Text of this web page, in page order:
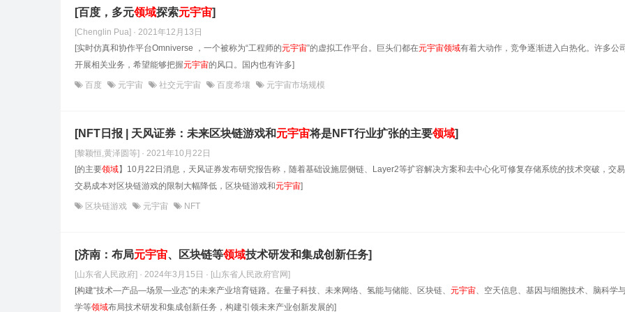
[百度，多元领域探索元宇宙]
[Chenglin Pua] · 2021年12月13日
[实时仿真和协作平台Omniverse ，一个被称为“工程师的元宇宙”的虚拟工作平台。巨头们都在元宇宙领域有着大动作，竞争逐渐进入白热化。许多公
开展相关业务，希望能够把握元宇宙的风口。国内也有许多]
百度 元宇宙 社交元宇宙 百度希壤 元宇宙市场规模
[NFT日报 | 天风证券：未来区块链游戏和元宇宙将是NFT行业扩张的主要领域]
[黎颖恒,黄泽圆等] · 2021年10月22日
[的主要领域】10月22日消息，天风证券发布研究报告称，随着基础设施层侧链、Layer2等扩容解决方案和去中心化可修复存储系统的技术突破，交
交易成本对区块链游戏的限制大幅降低，区块链游戏和元宇宙]
区块链游戏 元宇宙 NFT
[济南：布局元宇宙、区块链等领域技术研发和集成创新任务]
[山东省人民政府] · 2024年3月15日 · [山东省人民政府官网]
[构建“技术—产品—场景—业态”的未来产业培育链路。在量子科技、未来网络、氢能与储能、区块链、 元宇宙、空天信息、基因与细胞技术、脑科学
学等领域布局技术研发和集成创新任务，构建引领未来产业创新发展的]